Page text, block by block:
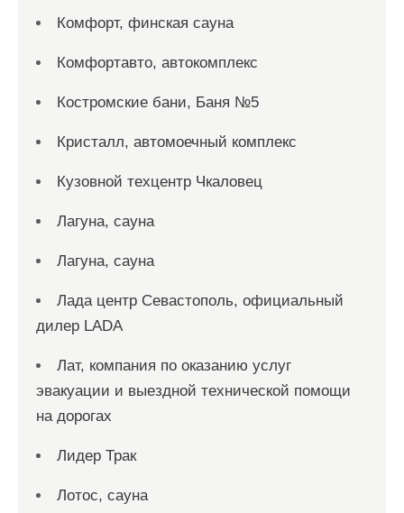
Комфорт, финская сауна
Комфортавто, автокомплекс
Костромские бани, Баня №5
Кристалл, автомоечный комплекс
Кузовной техцентр Чкаловец
Лагуна, сауна
Лагуна, сауна
Лада центр Севастополь, официальный
дилер LADA
Лат, компания по оказанию услуг
эвакуации и выездной технической помощи
на дорогах
Лидер Трак
Лотос, сауна